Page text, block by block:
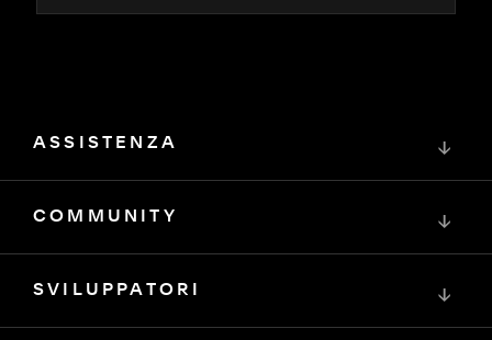
ASSISTENZA ↓
COMMUNITY ↓
SVILUPPATORI ↓